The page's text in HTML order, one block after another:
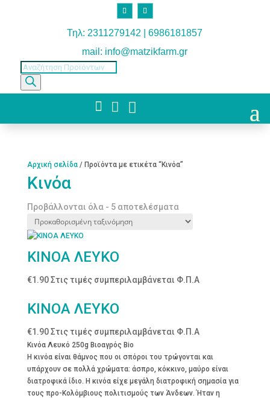
Τηλ: 2311279142 | 6986181857
mail: info@matzikfarm.gr
Products
search
  
Αρχική σελίδα/ Προϊόντα με ετικέτα “Κινόα”
Κινόα
Προβάλλονται όλα - 5 αποτελέσματα
ΚΙΝΟΑ ΛΕΥΚΟ
€1.90 Στις τιμές συμπεριλαμβάνεται Φ.Π.Α
ΚΙΝΟΑ ΛΕΥΚΟ
€1.90 Στις τιμές συμπεριλαμβάνεται Φ.Π.Α
Κινόα Λευκό 250g Βιοαγρός Bio
Η κινόα είναι θάμνος που οι σπόροι του τρώγονται και
υπάρχουν σε πολλά χρώματα: άσπρο, κόκκινο, μαύρο είναι
διατροφικά ίδιο. Η κινόα είχε μεγάλη διατροφική σημασία για
τους προ-Κολόμβιους πολιτισμούς των Άνδεων. Ήταν η